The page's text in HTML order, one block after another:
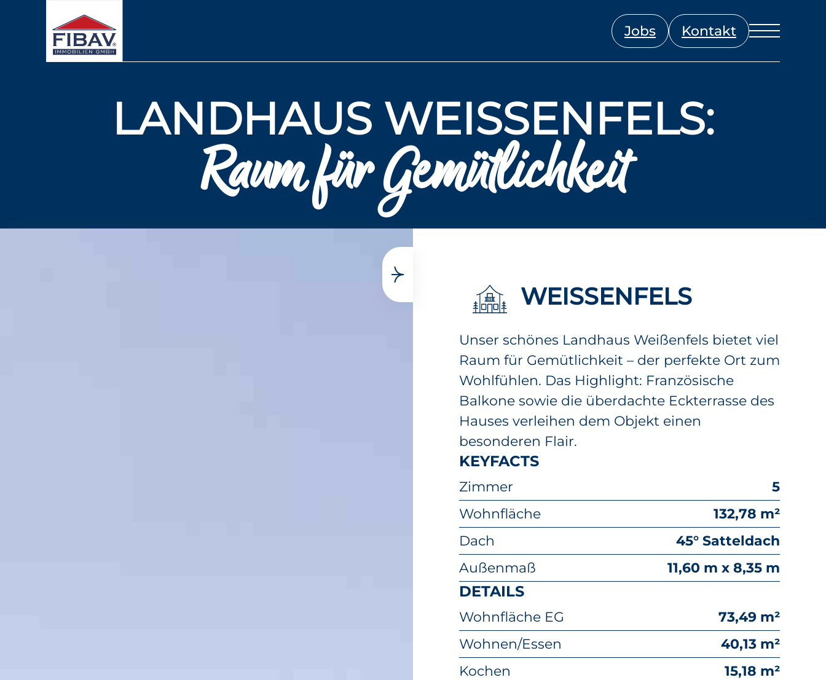
Jobs Kontakt
LANDHAUS WEISSENFELS:
Raum für Gemütlichkeit
WEISSENFELS
Unser schönes Landhaus Weißenfels bietet viel
Raum für Gemütlichkeit – der perfekte Ort zum
Wohlfühlen. Das Highlight: Französische
Balkone sowie die überdachte Eckterrasse des
Hauses verleihen dem Objekt einen
besonderen Flair.
KEYFACTS
Zimmer
5
Wohnfläche
132,78 m²
Dach
45° Satteldach
Außenmaß
11,60 m x 8,35 m
DETAILS
Wohnfläche EG
73,49 m²
Wohnen/Essen
40,13 m²
Kochen
15,18 m²